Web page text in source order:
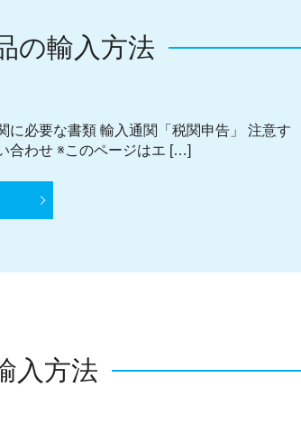
の輸入方法
必要な書類 輸入通関「税関申告」 注意す
合わせ ※このページはエ […]
入方法